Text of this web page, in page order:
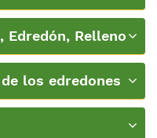
Edredón, Relleno
los edredones